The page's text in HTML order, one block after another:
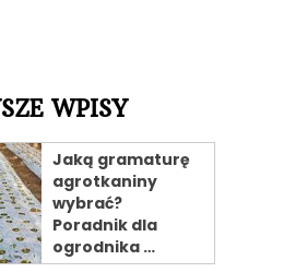
WPISY
Jaką gramaturę
agrotkaniny
wybrać?
Poradnik dla
ogrodnika …